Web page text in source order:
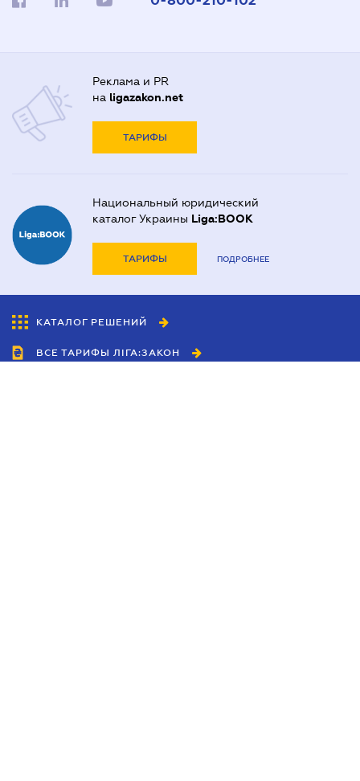
Реклама и PR
на ligazakon.net
ТАРИФЫ
Национальный юридический
каталог Украины Liga:BOOK
ТАРИФЫ ПОДРОБНЕЕ
КАТАЛОГ РЕШЕНИЙ
ВСЕ ТАРИФЫ ЛІГА:ЗАКОН